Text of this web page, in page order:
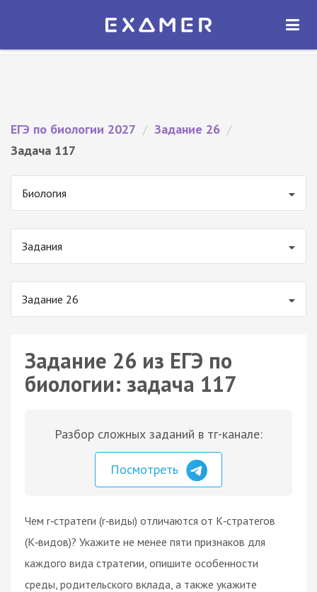
Экзамер — ЕГЭ 2027
ОТКРЫТЬ
ЕГЭ по биологии 2027 / Задание 26 /
Задача 117
Биология
Задания
Задание 26
Задание 26 из ЕГЭ по
биологии: задача 117
Разбор сложных заданий в тг-канале:
Посмотреть
Чем r‑стратеги (r‑виды) отличаются от К‑стратегов
(K‑видов)? Укажите не менее пяти признаков для
каждого вида стратегии, опишите особенности
среды, родительского вклада, а также укажите